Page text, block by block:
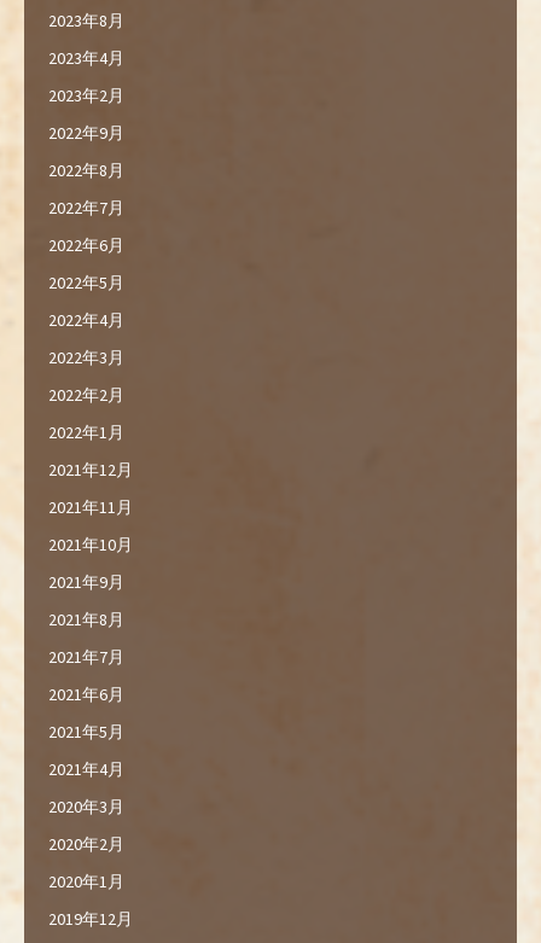
2023年8月
2023年4月
2023年2月
2022年9月
2022年8月
2022年7月
2022年6月
2022年5月
2022年4月
2022年3月
2022年2月
2022年1月
2021年12月
2021年11月
2021年10月
2021年9月
2021年8月
2021年7月
2021年6月
2021年5月
2021年4月
2020年3月
2020年2月
2020年1月
2019年12月